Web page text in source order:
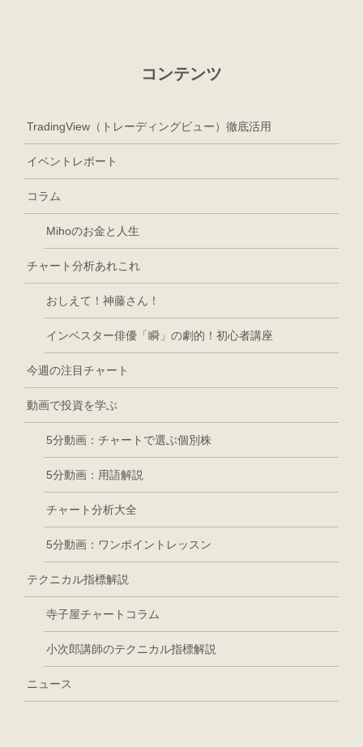
コンテンツ
TradingView（トレーディングビュー）徹底活用
イベントレポート
コラム
Mihoのお金と人生
チャート分析あれこれ
おしえて！神藤さん！
インベスター俳優「瞬」の劇的！初心者講座
今週の注目チャート
動画で投資を学ぶ
5分動画：チャートで選ぶ個別株
5分動画：用語解説
チャート分析大全
5分動画：ワンポイントレッスン
テクニカル指標解説
寺子屋チャートコラム
小次郎講師のテクニカル指標解説
ニュース